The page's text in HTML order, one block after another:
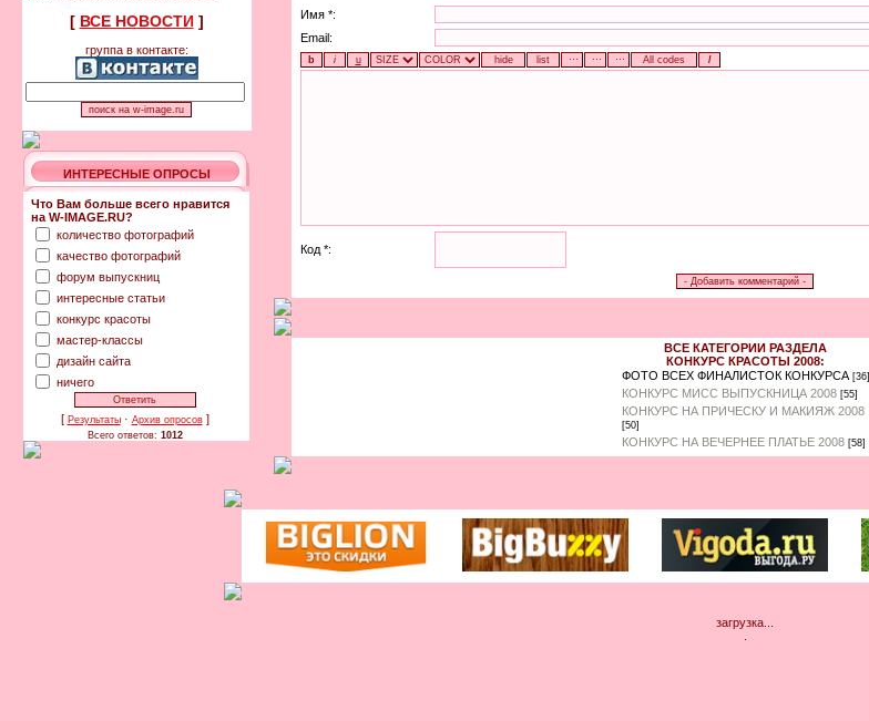
[ ВСЕ НОВОСТИ]
группа в контакте:
ИНТЕРЕСНЫЕ ОПРОСЫ
Что Вам больше всего нравится
на W-IMAGE.RU?
количество фотографий
качество фотографий
форум выпускниц
интересные статьи
конкурс красоты
мастер-классы
дизайн сайта
ничего
[ Результаты· Архив опросов]
Всего ответов: 1012
Имя *:
Email:
Код *:
ВСЕ КАТЕГОРИИ РАЗДЕЛА
КОНКУРС КРАСОТЫ 2008:
ФОТО ВСЕХ ФИНАЛИСТОК КОНКУРСА [36]
КОНКУРС МИСС ВЫПУСКНИЦА 2008 [55]
КОНКУРС НА ПРИЧЕСКУ И МАКИЯЖ 2008
[50]
КОНКУРС НА ВЕЧЕРНЕЕ ПЛАТЬЕ 2008 [58]
загрузка...